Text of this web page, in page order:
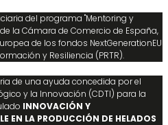
del programa "Mentoring y
la Cámara de Comercio de España,
de los fondos NextGenerationEU
y Resiliencia (PRTR).
de una ayuda concedida por el
y la Innovación (CDTI) para la
INNOVACIÓN Y
EN LA PRODUCCIÓN DE HELADOS